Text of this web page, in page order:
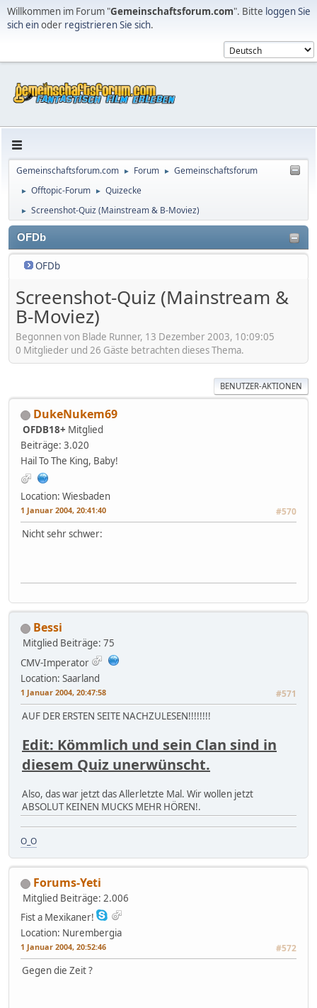
Willkommen im Forum "Gemeinschaftsforum.com". Bitte loggen Sie
sich einoder registrieren Sie sich.
Gemeinschaftsforum.com ► Forum ► Gemeinschaftsforum
► Offtopic-Forum ► Quizecke
► Screenshot-Quiz (Mainstream & B-Moviez)
OFDb
OFDb
Screenshot-Quiz (Mainstream &
B-Moviez)
Begonnen von Blade Runner, 13 Dezember 2003, 10:09:05
0 Mitglieder und 26 Gäste betrachten dieses Thema.
BENUTZER-AKTIONEN
DukeNukem69
OFDB18+ Mitglied
Beiträge: 3.020
Hail To The King, Baby!
Location: Wiesbaden
1 Januar 2004, 20:41:40 #570
Nicht sehr schwer:
Bessi
Mitglied Beiträge: 75
CMV-Imperator
Location: Saarland
1 Januar 2004, 20:47:58 #571
AUF DER ERSTEN SEITE NACHZULESEN!!!!!!!!
Edit: Kömmlich und sein Clan sind in
diesem Quiz unerwünscht.
Also, das war jetzt das Allerletzte Mal. Wir wollen jetzt
ABSOLUT KEINEN MUCKS MEHR HÖREN!.
O_O
Forums-Yeti
Mitglied Beiträge: 2.006
Fist a Mexikaner!
Location: Nurembergia
1 Januar 2004, 20:52:46 #572
Gegen die Zeit ?